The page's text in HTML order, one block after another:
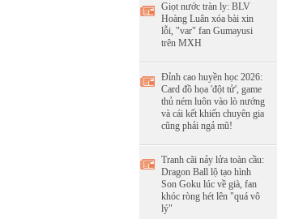
Giọt nước tràn ly: BLV
Hoàng Luân xóa bài xin
lỗi, "var" fan Gumayusi
trên MXH
Đỉnh cao huyền học 2026:
Card đồ họa 'đột tử', game
thủ ném luôn vào lò nướng
và cái kết khiến chuyên gia
cũng phải ngả mũ!
Tranh cãi nảy lửa toàn cầu:
Dragon Ball lộ tạo hình
Son Goku lúc về già, fan
khóc ròng hét lên "quá vô
lý"